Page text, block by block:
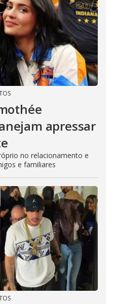
apressar
no relacionamento e
e familiares